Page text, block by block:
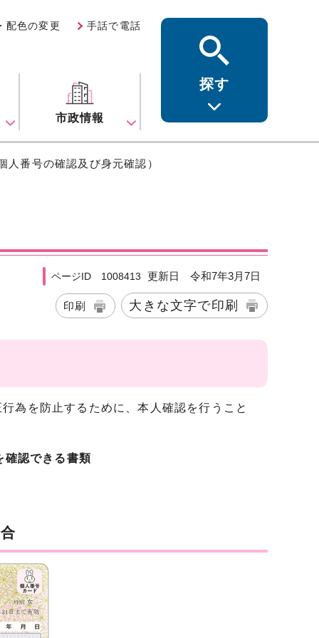
配色の変更 手話で電話
市政情報
探す
番号の確認及び身元確認）
ページID 1008413 更新日 令和7年3月7日
印刷 大きな文字で印刷
為を防止するために、本人確認を行うこと
認できる書類